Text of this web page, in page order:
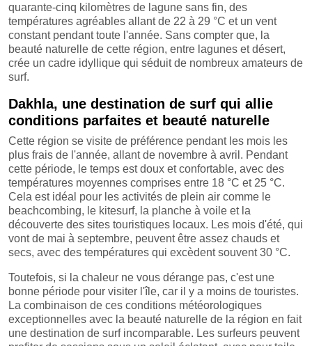
quarante-cinq kilomètres de lagune sans fin, des
températures agréables allant de 22 à 29 °C et un vent
constant pendant toute l'année. Sans compter que, la
beauté naturelle de cette région, entre lagunes et désert,
crée un cadre idyllique qui séduit de nombreux amateurs de
surf.
Dakhla, une destination de surf qui allie
conditions parfaites et beauté naturelle
Cette région se visite de préférence pendant les mois les
plus frais de l'année, allant de novembre à avril. Pendant
cette période, le temps est doux et confortable, avec des
températures moyennes comprises entre 18 °C et 25 °C.
Cela est idéal pour les activités de plein air comme le
beachcombing, le kitesurf, la planche à voile et la
découverte des sites touristiques locaux. Les mois d'été, qui
vont de mai à septembre, peuvent être assez chauds et
secs, avec des températures qui excèdent souvent 30 °C.
Toutefois, si la chaleur ne vous dérange pas, c'est une
bonne période pour visiter l'île, car il y a moins de touristes.
La combinaison de ces conditions météorologiques
exceptionnelles avec la beauté naturelle de la région en fait
une destination de surf incomparable. Les surfeurs peuvent